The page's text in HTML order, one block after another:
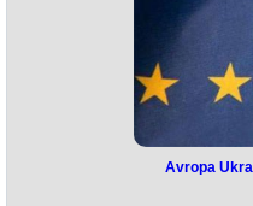
Avropa